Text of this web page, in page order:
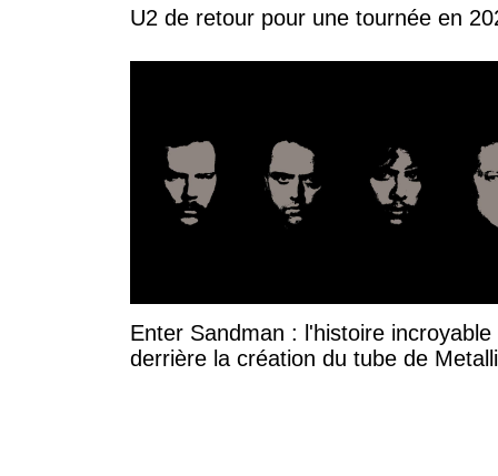
U2 de retour pour une tournée en
Enter Sandman : l'histoire incroyable
derrière la création du tube de